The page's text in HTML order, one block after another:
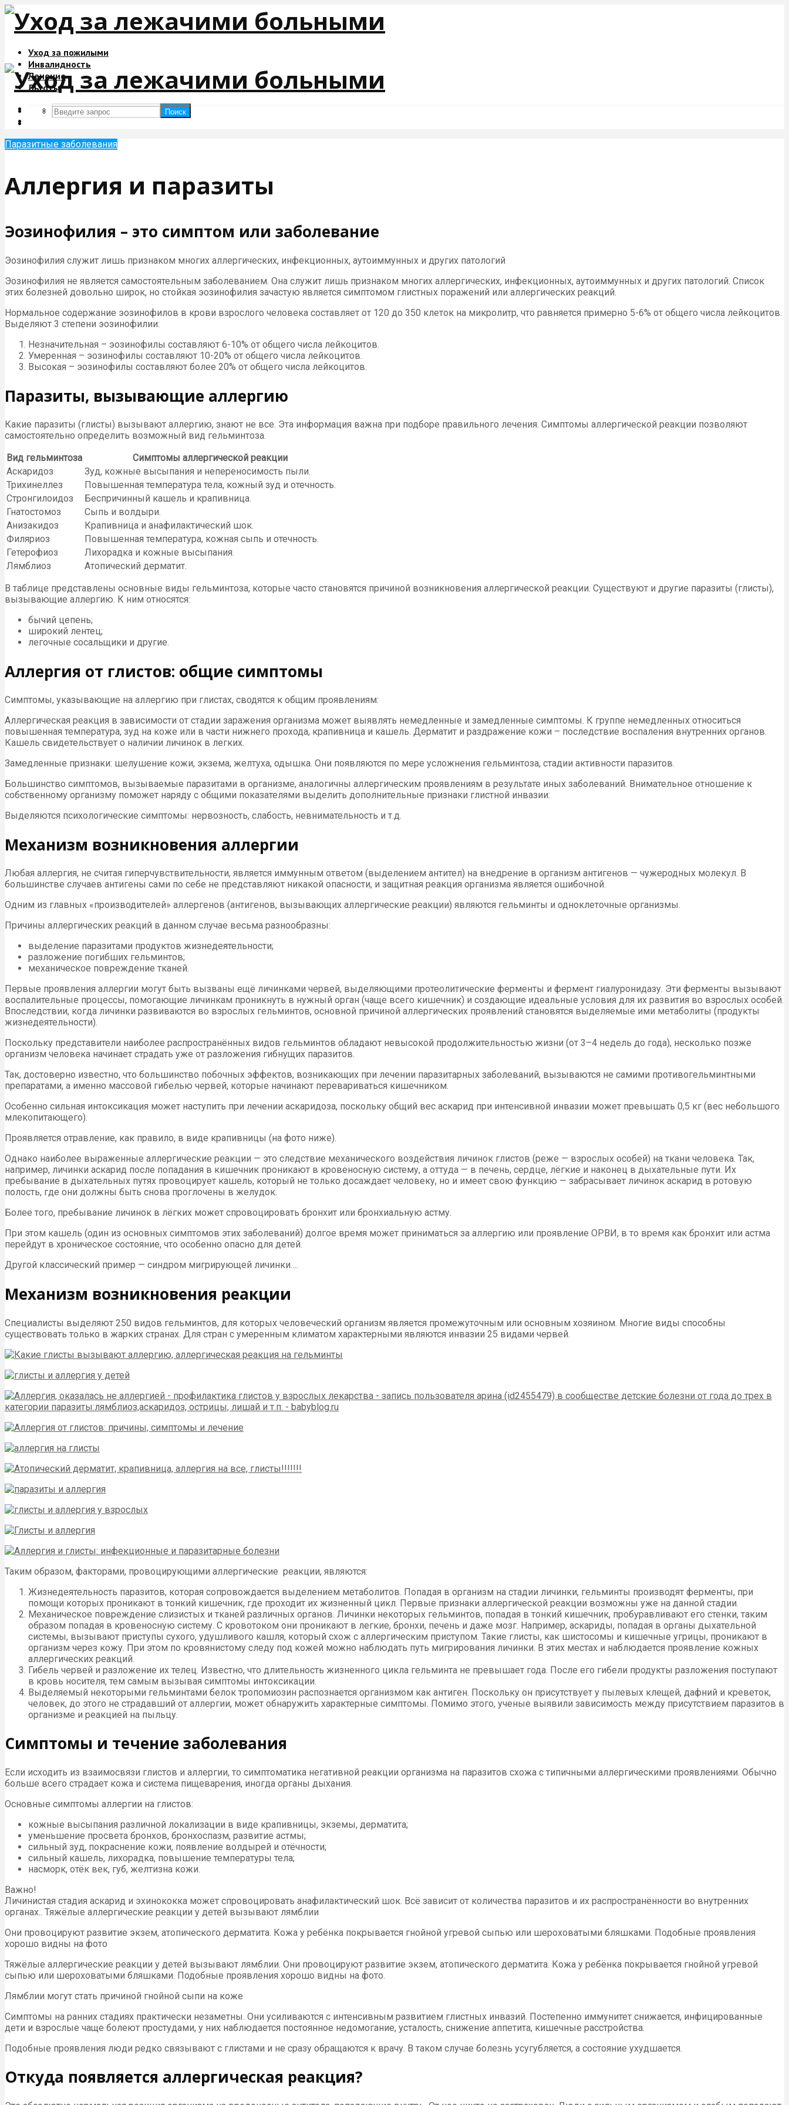
Уход за пожилыми
Инвалидность
Лечение
Льготы
Поиск
Поиск
Паразитные заболевания
Аллергия и паразиты
Эозинофилия – это симптом или заболевание
Эозинофилия служит лишь признаком многих аллергических, инфекционных, аутоиммунных и других патологий
Эозинофилия не является самостоятельным заболеванием. Она служит лишь признаком многих аллергических, инфекционных, аутоиммунных и других патологий. Список
этих болезней довольно широк, но стойкая эозинофилия зачастую является симптомом глистных поражений или аллергических реакций.
Нормальное содержание эозинофилов в крови взрослого человека составляет от 120 до 350 клеток на микролитр, что равняется примерно 5-6% от общего числа лейкоцитов.
Выделяют 3 степени эозинофилии:
Незначительная – эозинофилы составляют 6-10% от общего числа лейкоцитов.
Умеренная – эозинофилы составляют 10-20% от общего числа лейкоцитов.
Высокая – эозинофилы составляют более 20% от общего числа лейкоцитов.
Паразиты, вызывающие аллергию
Какие паразиты (глисты) вызывают аллергию, знают не все. Эта информация важна при подборе правильного лечения. Симптомы аллергической реакции позволяют
самостоятельно определить возможный вид гельминтоза.
Вид гельминтоза
Симптомы аллергической реакции
Аскаридоз
Зуд, кожные высыпания и непереносимость пыли.
Трихинеллез
Повышенная температура тела, кожный зуд и отечность.
Стронгилоидоз
Беспричинный кашель и крапивница.
Гнатостомоз
Сыпь и волдыри.
Анизакидоз
Крапивница и анафилактический шок.
Филяриоз
Повышенная температура, кожная сыпь и отечность.
Гетерофиоз
Лихорадка и кожные высыпания.
Лямблиоз
Атопический дерматит.
В таблице представлены основные виды гельминтоза, которые часто становятся причиной возникновения аллергической реакции. Существуют и другие паразиты (глисты),
вызывающие аллергию. К ним относятся:
бычий цепень;
широкий лентец;
легочные сосальщики и другие.
Аллергия от глистов: общие симптомы
Симптомы, указывающие на аллергию при глистах, сводятся к общим проявлениям:
Аллергическая реакция в зависимости от стадии заражения организма может выявлять немедленные и замедленные симптомы. К группе немедленных относиться
повышенная температура, зуд на коже или в части нижнего прохода, крапивница и кашель. Дерматит и раздражение кожи – последствие воспаления внутренних органов.
Кашель свидетельствует о наличии личинок в легких.
Замедленные признаки: шелушение кожи, экзема, желтуха, одышка. Они появляются по мере усложнения гельминтоза, стадии активности паразитов.
Большинство симптомов, вызываемые паразитами в организме, аналогичны аллергическим проявлениям в результате иных заболеваний. Внимательное отношение к
собственному организму поможет наряду с общими показателями выделить дополнительные признаки глистной инвазии:
Выделяются психологические симптомы: нервозность, слабость, невнимательность и т.д.
Механизм возникновения аллергии
Любая аллергия, не считая гиперчувствительности, является иммунным ответом (выделением антител) на внедрение в организм антигенов — чужеродных молекул. В
большинстве случаев антигены сами по себе не представляют никакой опасности, и защитная реакция организма является ошибочной.
Одним из главных «производителей» аллергенов (антигенов, вызывающих аллергические реакции) являются гельминты и одноклеточные организмы.
Причины аллергических реакций в данном случае весьма разнообразны:
выделение паразитами продуктов жизнедеятельности;
разложение погибших гельминтов;
механическое повреждение тканей.
Первые проявления аллергии могут быть вызваны ещё личинками червей, выделяющими протеолитические ферменты и фермент гиалуронидазу. Эти ферменты вызывают
воспалительные процессы, помогающие личинкам проникнуть в нужный орган (чаще всего кишечник) и создающие идеальные условия для их развития во взрослых особей.
Впоследствии, когда личинки развиваются во взрослых гельминтов, основной причиной аллергических проявлений становятся выделяемые ими метаболиты (продукты
жизнедеятельности).
Поскольку представители наиболее распространённых видов гельминтов обладают невысокой продолжительностью жизни (от 3–4 недель до года), несколько позже
организм человека начинает страдать уже от разложения гибнущих паразитов.
Так, достоверно известно, что большинство побочных эффектов, возникающих при лечении паразитарных заболеваний, вызываются не самими противогельминтными
препаратами, а именно массовой гибелью червей, которые начинают перевариваться кишечником.
Особенно сильная интоксикация может наступить при лечении аскаридоза, поскольку общий вес аскарид при интенсивной инвазии может превышать 0,5 кг (вес небольшого
млекопитающего).
Проявляется отравление, как правило, в виде крапивницы (на фото ниже).
Однако наиболее выраженные аллергические реакции — это следствие механического воздействия личинок глистов (реже — взрослых особей) на ткани человека. Так,
например, личинки аскарид после попадания в кишечник проникают в кровеносную систему, а оттуда — в печень, сердце, лёгкие и наконец в дыхательные пути. Их
пребывание в дыхательных путях провоцирует кашель, который не только досаждает человеку, но и имеет свою функцию — забрасывает личинок аскарид в ротовую
полость, где они должны быть снова проглочены в желудок.
Более того, пребывание личинок в лёгких может спровоцировать бронхит или бронхиальную астму.
При этом кашель (один из основных симптомов этих заболеваний) долгое время может приниматься за аллергию или проявление ОРВИ, в то время как бронхит или астма
перейдут в хроническое состояние, что особенно опасно для детей.
Другой классический пример — синдром мигрирующей личинки….
Механизм возникновения реакции
Специалисты выделяют 250 видов гельминтов, для которых человеческий организм является промежуточным или основным хозяином. Многие виды способны
существовать только в жарких странах. Для стран с умеренным климатом характерными являются инвазии 25 видами червей.
Таким образом, факторами, провоцирующими аллергические реакции, являются:
Жизнедеятельность паразитов, которая сопровождается выделением метаболитов. Попадая в организм на стадии личинки, гельминты производят ферменты, при
помощи которых проникают в тонкий кишечник, где проходит их жизненный цикл. Первые признаки аллергической реакции возможны уже на данной стадии.
Механическое повреждение слизистых и тканей различных органов. Личинки некоторых гельминтов, попадая в тонкий кишечник, пробуравливают его стенки, таким
образом попадая в кровеносную систему. С кровотоком они проникают в легкие, бронхи, печень и даже мозг. Например, аскариды, попадая в органы дыхательной
системы, вызывают приступы сухого, удушливого кашля, который схож с аллергическим приступом. Такие глисты, как шистосомы и кишечные угрицы, проникают в
организм через кожу. При этом по кровянистому следу под кожей можно наблюдать путь мигрирования личинки. В этих местах и наблюдается проявление кожных
аллергических реакций.
Гибель червей и разложение их телец. Известно, что длительность жизненного цикла гельминта не превышает года. После его гибели продукты разложения поступают
в кровь носителя, тем самым вызывая симптомы интоксикации.
Выделяемый некоторыми гельминтами белок тропомиозин распознается организмом как антиген. Поскольку он присутствует у пылевых клещей, дафний и креветок,
человек, до этого не страдавший от аллергии, может обнаружить характерные симптомы. Помимо этого, ученые выявили зависимость между присутствием паразитов в
организме и реакцией на пыльцу.
Симптомы и течение заболевания
Если исходить из взаимосвязи глистов и аллергии, то симптоматика негативной реакции организма на паразитов схожа с типичными аллергическими проявлениями. Обычно
больше всего страдает кожа и система пищеварения, иногда органы дыхания.
Основные симптомы аллергии на глистов:
кожные высыпания различной локализации в виде крапивницы, экземы, дерматита;
уменьшение просвета бронхов, бронхоспазм, развитие астмы;
сильный зуд, покраснение кожи, появление волдырей и отёчности;
сильный кашель, лихорадка, повышение температуры тела;
насморк, отёк век, губ, желтизна кожи.
Важно!
Личинистая стадия аскарид и эхинококка может спровоцировать анафилактический шок. Всё зависит от количества паразитов и их распространённости во внутренних
органах.. Тяжёлые аллергические реакции у детей вызывают лямблии
Они провоцируют развитие экзем, атопического дерматита. Кожа у ребёнка покрывается гнойной угревой сыпью или шероховатыми бляшками. Подобные проявления
хорошо видны на фото
Тяжёлые аллергические реакции у детей вызывают лямблии. Они провоцируют развитие экзем, атопического дерматита. Кожа у ребёнка покрывается гнойной угревой
сыпью или шероховатыми бляшками. Подобные проявления хорошо видны на фото.
Лямблии могут стать причиной гнойной сыпи на коже
Симптомы на ранних стадиях практически незаметны. Они усиливаются с интенсивным развитием глистных инвазий. Постепенно иммунитет снижается, инфицированные
дети и взрослые чаще болеют простудами, у них наблюдается постоянное недомогание, усталость, снижение аппетита, кишечные расстройства.
Подобные проявления люди редко связывают с глистами и не сразу обращаются к врачу. В таком случае болезнь усугубляется, а состояние ухудшается.
Откуда появляется аллергическая реакция?